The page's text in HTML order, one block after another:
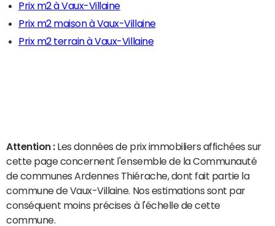
Prix m2 à Vaux-Villaine
Prix m2 maison à Vaux-Villaine
Prix m2 terrain à Vaux-Villaine
Attention : Les données de prix immobiliers affichées sur
cette page concernent l'ensemble de la Communauté
de communes Ardennes Thiérache, dont fait partie la
commune de Vaux-Villaine. Nos estimations sont par
conséquent moins précises à l'échelle de cette
commune.